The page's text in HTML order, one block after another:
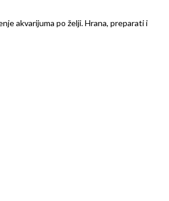
akvarijuma po želji. Hrana, preparati i